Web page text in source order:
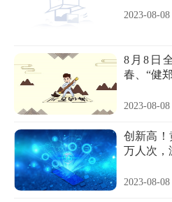
2023-08-
8月8日
春、“健
2023-08-08
创新高！
万人次，
2023-08-08